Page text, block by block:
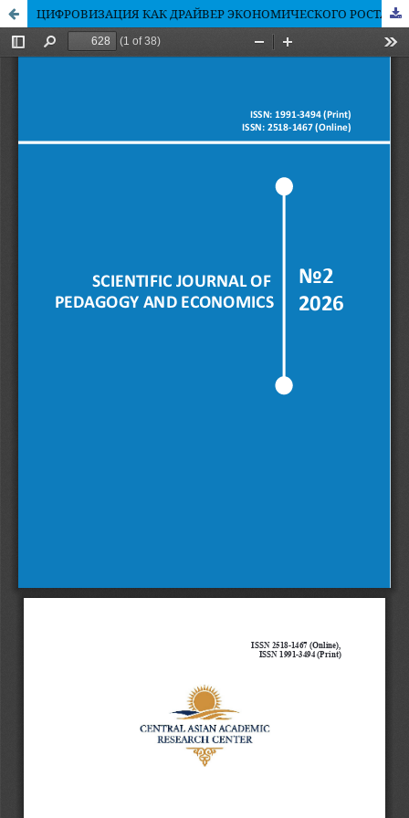
ЦИФРОВИЗАЦИЯ КАК ДРАЙВЕР ЭКОНОМИЧЕСКОГО РОСТА КАЗАХСТАНА: ЭКОНОМЕТРИЧЕСКИЙ АНАЛИЗ И СТРУКТУРНЫЕ ЭФФЕКТЫ